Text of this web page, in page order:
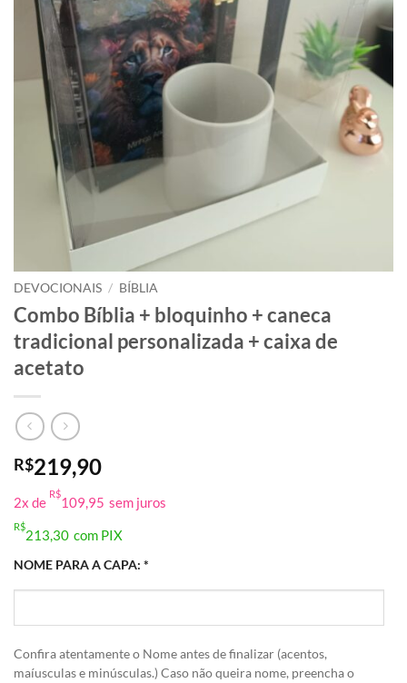
DEVOCIONAIS / BÍBLIA
Combo Bíblia + bloquinho + caneca
tradicional personalizada + caixa de
acetato
R$219,90
2x de
R$
109,95 sem juros
R$
213,30 com PIX
NOME PARA A CAPA: *
Confira atentamente o Nome antes de finalizar (acentos,
maíusculas e minúsculas.) Caso não queira nome, preencha o